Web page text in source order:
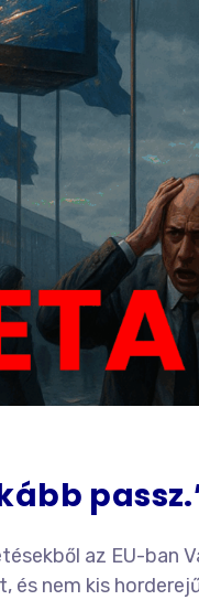
az EU-
nem kis